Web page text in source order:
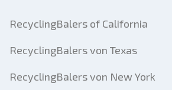
RecyclingBalers of California
RecyclingBalers von Texas
RecyclingBalers von New York